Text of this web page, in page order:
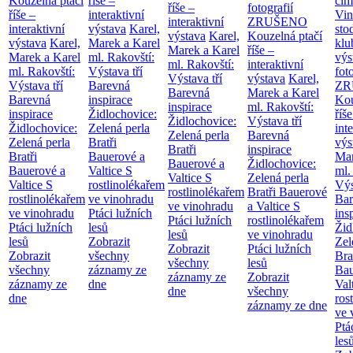
říše –
interaktivní
výstava Karel,
Marek a Karel
ml. Rakovští:
Výstava tří
Barevná
inspirace
Židlochovice:
Zelená perla
Bratři
Bauerové a
Valtice S
rostlinolékařem
ve vinohradu
Ptáci lužních
lesů
Zobrazit
všechny
záznamy ze
dne
interaktivní
výstava Karel,
Marek a Karel
ml. Rakovští:
Výstava tří
Barevná
inspirace
Židlochovice:
Zelená perla
Bratři
Bauerové a
Valtice S
rostlinolékařem
ve vinohradu
Ptáci lužních
lesů
Zobrazit
všechny
záznamy ze
dne
říše –
interaktivní
výstava Karel,
Marek a Karel
ml. Rakovští:
Výstava tří
Barevná
inspirace
Židlochovice:
Zelená perla
Bratři
Bauerové a
Valtice S
rostlinolékařem
ve vinohradu
Ptáci lužních
lesů
Zobrazit
všechny
záznamy ze
dne
fotografií
ZRUŠENO
Kouzelná ptačí
říše –
interaktivní
výstava Karel,
Marek a Karel
ml. Rakovští:
Výstava tří
Barevná
inspirace
Židlochovice:
Zelená perla
Bratři Bauerové
a Valtice S
rostlinolékařem
ve vinohradu
Ptáci lužních
lesů
Zobrazit
všechny
záznamy ze dne
ml.
ve